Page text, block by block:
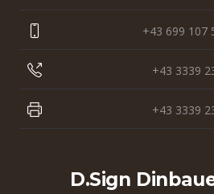
+43 699 107
+43 3339
+43 3339
D.sign